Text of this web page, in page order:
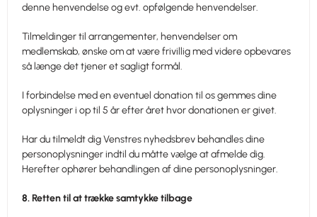
denne henvendelse og evt. opfølgende henvendelser.
Tilmeldinger til arrangementer, henvendelser om
medlemskab, ønske om at være frivillig med videre opbevares
så længe det tjener et sagligt formål.
I forbindelse med en eventuel donation til os gemmes dine
oplysninger i op til 5 år efter året hvor donationen er givet.
Har du tilmeldt dig Venstres nyhedsbrev behandles dine
personoplysninger indtil du måtte vælge at afmelde dig.
Herefter ophører behandlingen af dine personoplysninger.
8. Retten til at trække samtykke tilbage